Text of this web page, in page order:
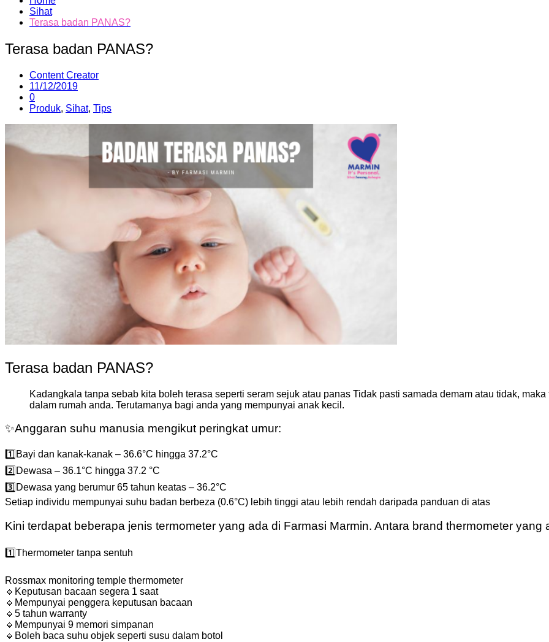
Sihat
Terasa badan PANAS?
Terasa badan PANAS?
Content Creator
11/12/2019
0
Produk, Sihat, Tips
Terasa badan PANAS?
Kadangkala tanpa sebab kita boleh terasa seperti seram sejuk atau panas Tidak pasti samada demam atau tidak,
dalam rumah anda. Terutamanya bagi anda yang mempunyai anak kecil.
✨Anggaran suhu manusia mengikut peringkat umur:
1️⃣ Bayi dan kanak-kanak – 36.6°C hingga 37.2°C
2️⃣ Dewasa – 36.1°C hingga 37.2 °C
3️⃣ Dewasa yang berumur 65 tahun keatas – 36.2°C
Setiap individu mempunyai suhu badan berbeza (0.6°C) lebih tinggi atau lebih rendah daripada panduan di atas
Kini terdapat beberapa jenis termometer yang ada di Farmasi Marmin. Antara brand thermometer yang
1️⃣Thermometer tanpa sentuh
Rossmax monitoring temple thermometer
🔹 Keputusan bacaan segera 1 saat
🔹 Mempunyai penggera keputusan bacaan
🔹 5 tahun warranty
🔹 Mempunyai 9 memori simpanan
🔹 Boleh baca suhu objek seperti susu dalam botol